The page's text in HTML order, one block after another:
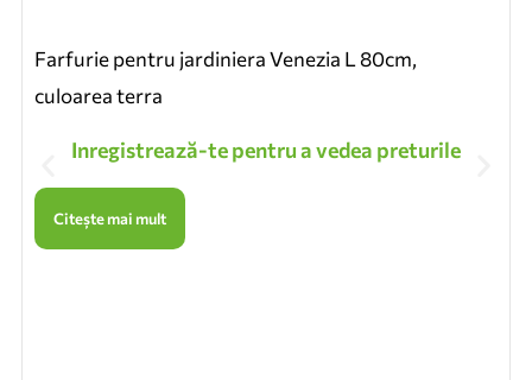
Farfurie pentru jardiniera Venezia L 80cm,
culoarea terra
Inregistrează-te pentru a vedea preturile
Citește mai mult